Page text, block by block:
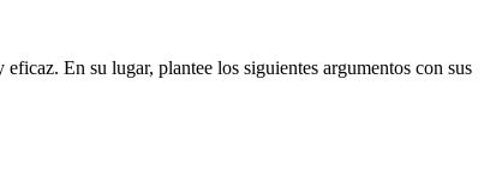
En su lugar, plantee los siguientes argumentos con sus